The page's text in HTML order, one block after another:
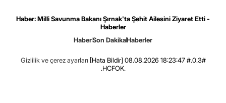
Haber: Milli Savunma Bakanı Şırnak'ta Şehit Ailesini Ziyaret Etti -
Haberler
HaberSon DakikaHaberler
Gizlilik ve çerez ayarları [Hata Bildir] 08.08.2026 18:23:47 #.0.3#
.HCFOK.